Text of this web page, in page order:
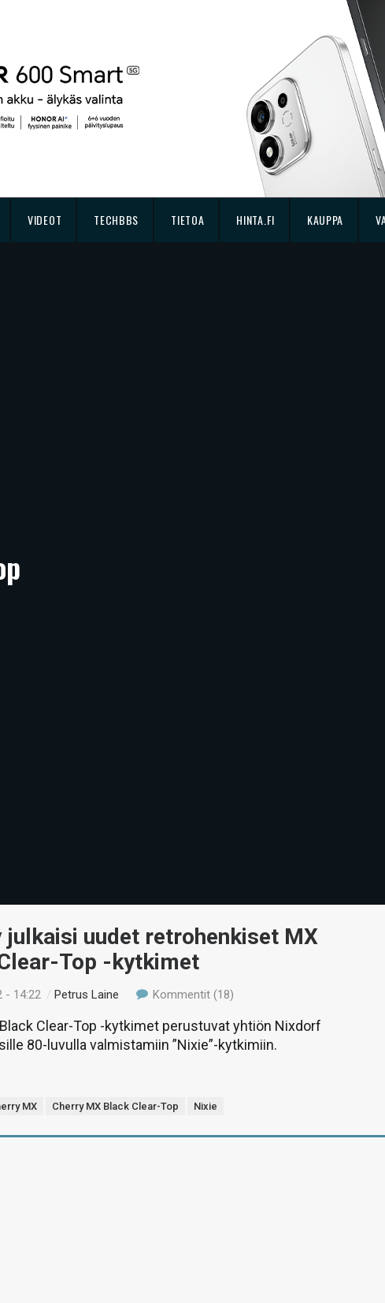
VIDEOT TECHBBS TIETOA HINTA.FI KAUPPA
julkaisi uudet retrohenkiset MX
Top -kytkimet
- 14:22 /Petrus Laine Kommentit (18)
Clear-Top -kytkimet perustuvat yhtiön Nixdorf
80-luvulla valmistamiin ”Nixie”-kytkimiin.
MX Cherry MX Black Clear-Top Nixie